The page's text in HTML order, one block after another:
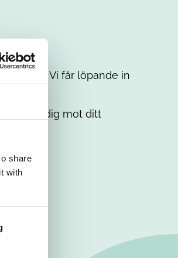
share
with
inte. Vi får löpande in
vi dig mot ditt